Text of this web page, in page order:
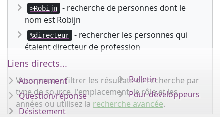
>Robijn
- recherche de personnes dont le
nom est Robijn
%directeur
- rechercher les personnes qui
étaient directeur de profession
Vous pouvez filtrer les résultats de recherche par
type de source, l'emplacement, le rôle et les
années ou utilisez la recherche avancée.
Liens directs...
Abonnement
Question/réponse
Désistement
Bulletin
Pour développeurs